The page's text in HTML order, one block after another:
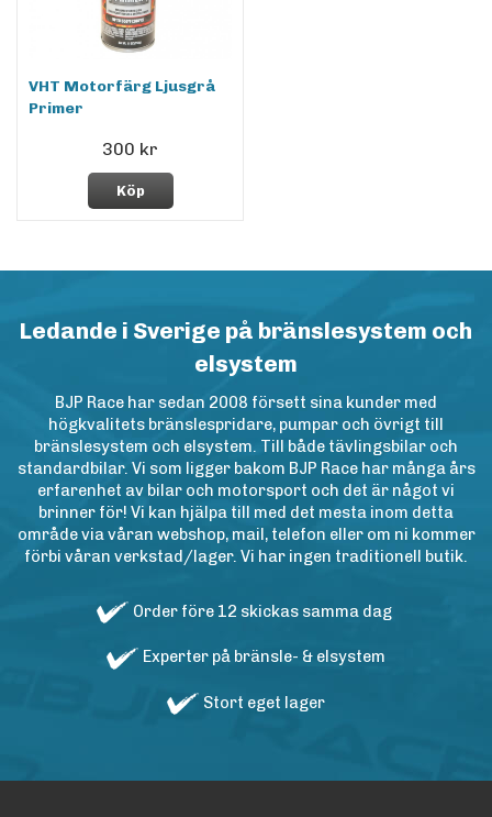
VHT Motorfärg Ljusgrå
Primer
300 kr
Köp
Ledande i Sverige på bränslesystem och
elsystem
BJP Race har sedan 2008 försett sina kunder med
högkvalitets bränslespridare, pumpar och övrigt till
bränslesystem och elsystem. Till både tävlingsbilar och
standardbilar. Vi som ligger bakom BJP Race har många års
erfarenhet av bilar och motorsport och det är något vi
brinner för! Vi kan hjälpa till med det mesta inom detta
område via våran webshop, mail, telefon eller om ni kommer
förbi våran verkstad/lager. Vi har ingen traditionell butik.
Order före 12 skickas samma dag
Experter på bränsle- & elsystem
Stort eget lager